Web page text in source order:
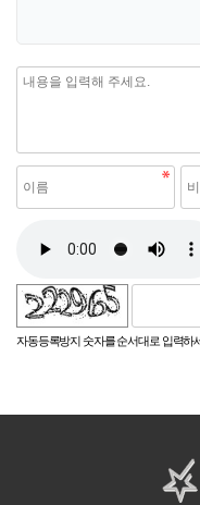
자동등록방지 숫자를 순서대로 입력하